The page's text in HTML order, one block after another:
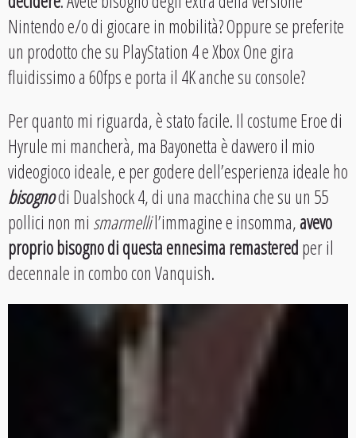
Nintendo e/o di giocare in mobilità? Oppure se preferite
un prodotto che su PlayStation 4 e Xbox One gira
fluidissimo a 60fps e porta il 4K anche su console?
Per quanto mi riguarda, è stato facile. Il costume Eroe di
Hyrule mi mancherà, ma Bayonetta è davvero il mio
videogioco ideale, e per godere dell’esperienza ideale ho
bisognodi Dualshock 4, di una macchina che su un 55
pollici non mi smarmellil’immagine e insomma,avevo
proprio bisogno di questa ennesima remasteredper il
decennale in combo con Vanquish.